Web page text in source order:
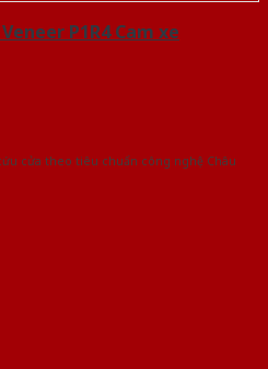
P1R4 Cam xe
cửa theo tiêu chuẩn công nghệ Châu